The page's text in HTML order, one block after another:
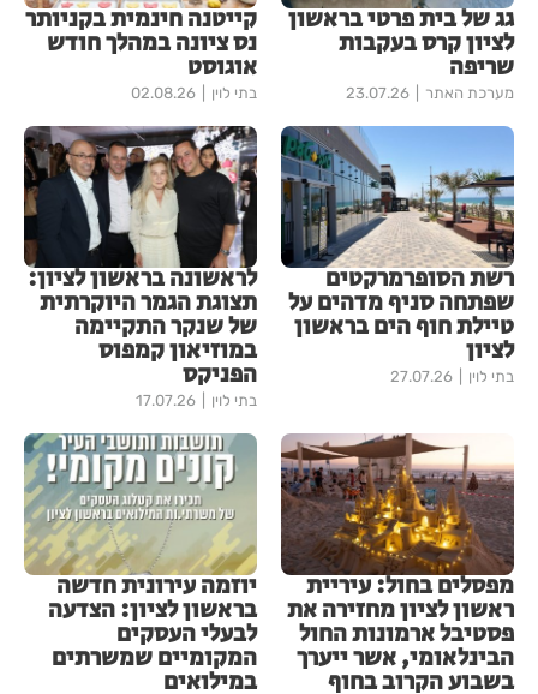
גג של בית פרטי בראשון
לציון קרס בעקבות
שריפה
מערכת האתר 23.07.26
קייטנה חינמית בקניותר
נס ציונה במהלך חודש
אוגוסט
בתי לוין 02.08.26
רשת הסופרמרקטים
שפתחה סניף מדהים על
טיילת חוף הים בראשון
לציון
בתי לוין 27.07.26
לראשונה בראשון לציון:
תצוגת הגמר היוקרתית
של שנקר התקיימה
במוזיאון קמפוס
הפניקס
בתי לוין 17.07.26
מפסלים בחול: עיריית
ראשון לציון מחזירה את
פסטיבל ארמונות החול
הבינלאומי, אשר ייערך
בשבוע הקרוב בחוף
יוזמה עירונית חדשה
בראשון לציון: הצדעה
לבעלי העסקים
המקומיים שמשרתים
במילואים